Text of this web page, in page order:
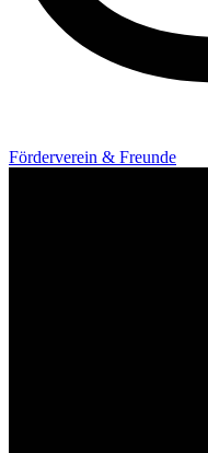
Förderverein & Freunde